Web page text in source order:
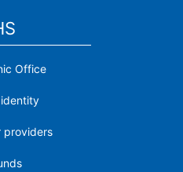
Office
providers